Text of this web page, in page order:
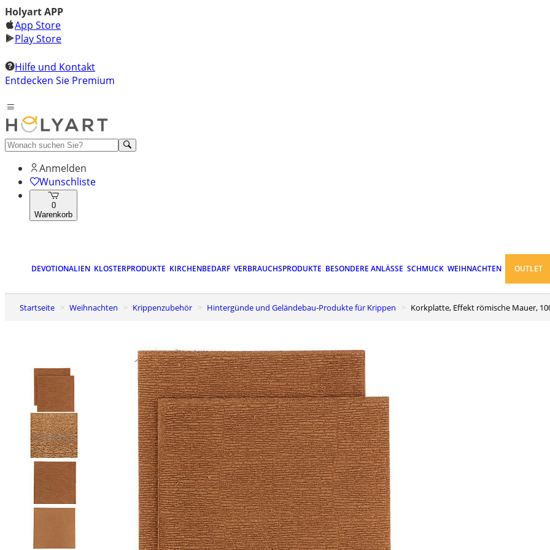
Holyart APP
App Store
Play Store
Hilfe und Kontakt
Entdecken Sie Premium
Anmelden
Wunschliste
0
Warenkorb
DEVOTIONALIEN KLOSTERPRODUKTE KIRCHENBEDARF VERBRAUCHSPRODUKTE BESONDERE ANLÄSSE SCHMUCK WEIHNACHTEN OUTLET
Startseite Weihnachten Krippenzubehör Hintergünde und Geländebau-Produkte für Krippen Korkplatte, Effekt römische Mauer,